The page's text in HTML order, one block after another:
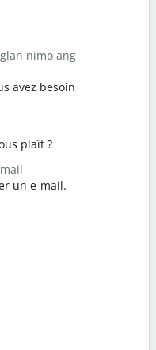
nimo ang
avez besoin
plaît ?
un e-mail.